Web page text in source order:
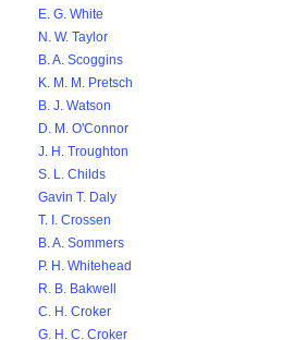
E. G. White
N. W. Taylor
B. A. Scoggins
K. M. M. Pretsch
B. J. Watson
D. M. O'Connor
J. H. Troughton
S. L. Childs
Gavin T. Daly
T. I. Crossen
B. A. Sommers
P. H. Whitehead
R. B. Bakwell
C. H. Croker
G. H. C. Croker